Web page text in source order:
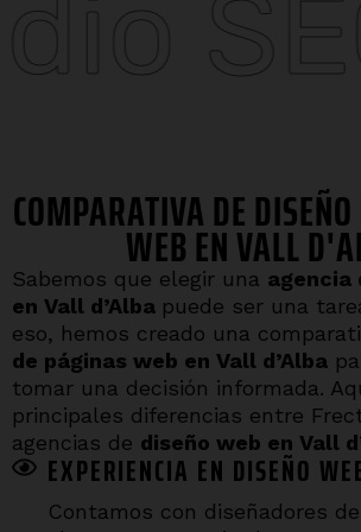
COMPARATIVA DE
WEB EN VALL
Sabemos que elegir una agencia
en Vall d’Alba puede ser una
eso, hemos creado una
de páginas web en Vall d’Alba
tomar una decisión informada.
principales diferencias entre
agencias de diseño web en Vall
EXPERIENCIA EN DISEÑO
Contamos con diseñadores